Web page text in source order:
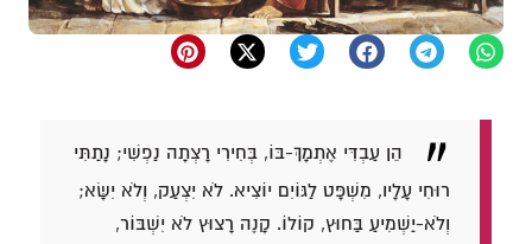
הֵן עַבְדִּי אֶתְמָךְ-בּוֹ, בְּחִירִי רָצְתָה נַפְשִׁי; נָתַתִּי
רוּחִי עָלָיו, מִשְׁפָּט לַגּוֹיִם יוֹצִיא. לֹא יִצְעַק, וְלֹא יִשָּׂא;
וְלֹא-יַשְׁמִיעַ בַּחוּץ, קוֹלוֹ. קָנֶה רָצוּץ לֹא יִשְׁבּוֹר,